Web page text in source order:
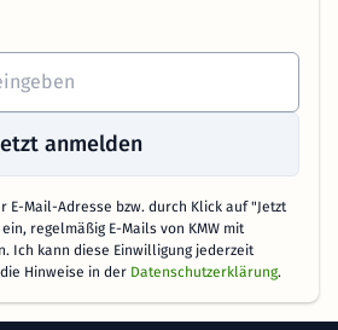
anmelden
E-Mail-Adresse bzw. durch Klick auf "Jetzt
regelmäßig E-Mails von KMW mit
Ich kann diese Einwilligung jederzeit
Hinweise in der Datenschutzerklärung.